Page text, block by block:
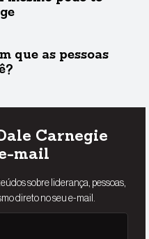
que as pessoas
Carnegie
mail
sobre liderança, pessoas,
direto no seu e-mail.